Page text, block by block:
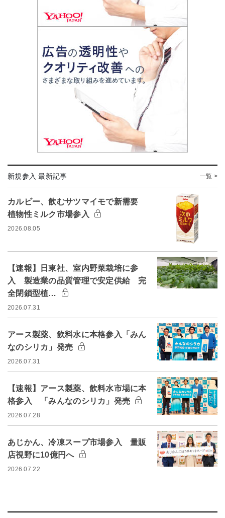
新規参入 最新記事 一覧 >
カルビー、飲むサツマイモで新需要
植物性ミルク市場参入
2026.08.05
【速報】日東社、室内野菜栽培に参
入 製造業の品質管理で安定供給 完
全閉鎖型植…
2026.07.31
アース製薬、飲料水に本格参入「みん
なのシリカ」発売
2026.07.31
【速報】アース製薬、飲料水市場に本
格参入 「みんなのシリカ」発売
2026.07.28
あじかん、冷凍スープ市場参入 量販
店視野に10億円へ
2026.07.22